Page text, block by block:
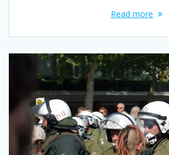
Read more